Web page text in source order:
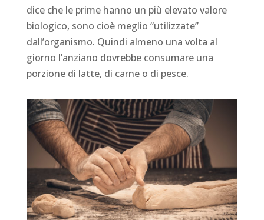
dice che le prime hanno un più elevato valore
biologico, sono cioè meglio “utilizzate”
dall’organismo. Quindi almeno una volta al
giorno l’anziano dovrebbe consumare una
porzione di latte, di carne o di pesce.